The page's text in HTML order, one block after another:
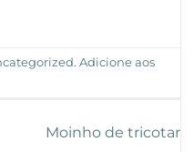
.Adicione aos
Moinho de tricotar